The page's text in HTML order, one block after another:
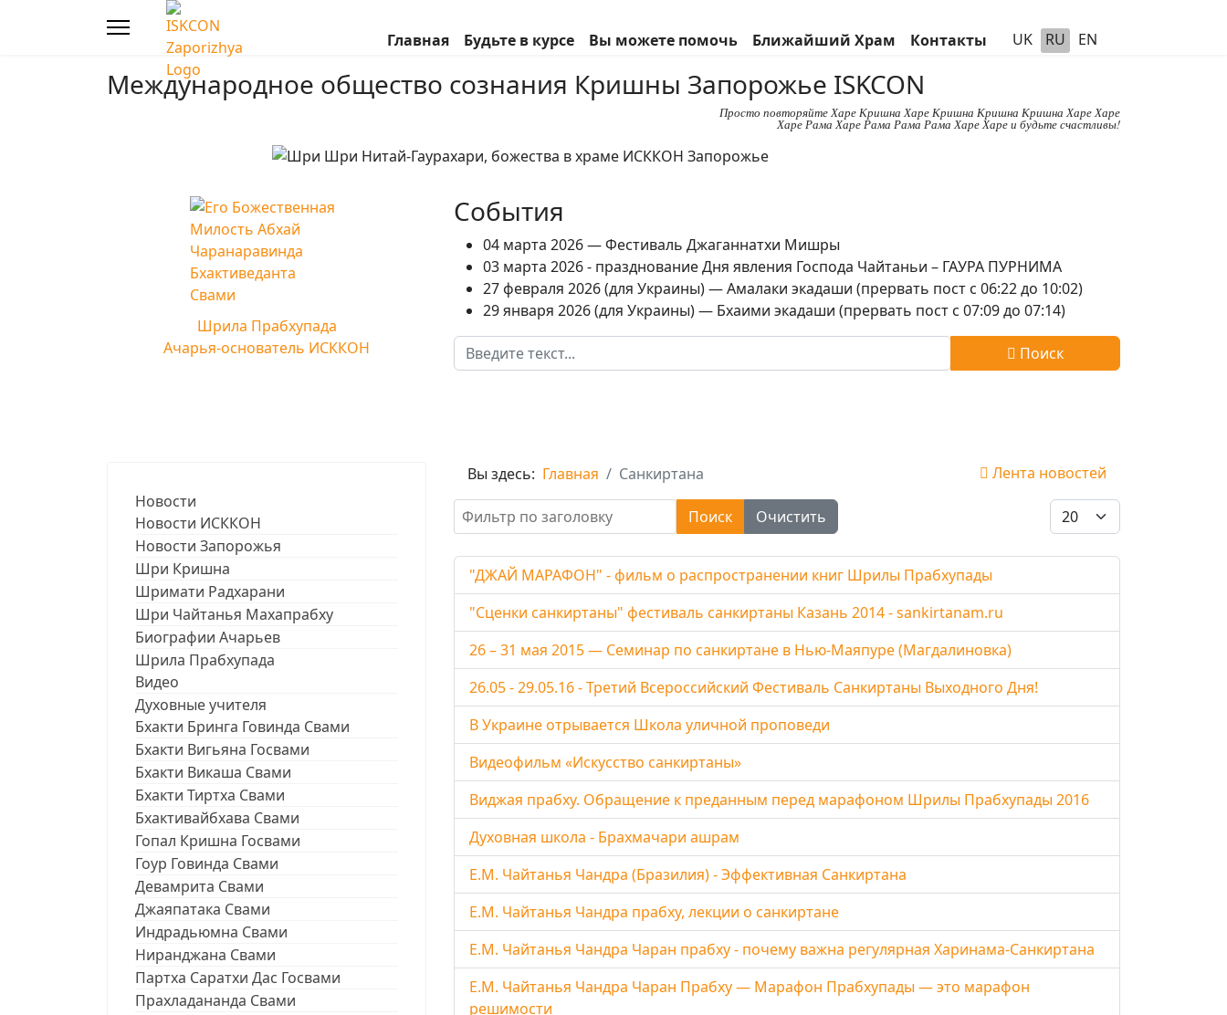
Главная Будьте в курсе Вы можете помочь Ближайший Храм Контакты UK RU EN
Международное общество сознания Кришны Запорожье ISKCON
Просто повторяйте Харе Кришна Харе Кришна Кришна Кришна Харе Харе
Харе Рама Харе Рама Рама Рама Харе Харе и будьте счастливы!
Шрила Прабхупада
Ачарья-основатель ИСККОН
События
04 марта 2026 — Фестиваль Джаганнатхи Мишры
03 марта 2026 - празднование Дня явления Господа Чайтаньи – ГАУРА ПУРНИМА
27 февраля 2026 (для Украины) — Амалаки экадаши (прервать пост с 06:22 до 10:02)
29 января 2026 (для Украины) — Бхаими экадаши (прервать пост с 07:09 до 07:14)
Поиск
Поиск
Новости
Новости ИСККОН
Новости Запорожья
Шри Кришна
Шримати Радхарани
Шри Чайтанья Махапрабху
Биографии Ачарьев
Шрила Прабхупада
Видео
Духовные учителя
Бхакти Бринга Говинда Свами
Бхакти Вигьяна Госвами
Бхакти Викаша Свами
Бхакти Тиртха Свами
Бхактивайбхава Свами
Гопал Кришна Госвами
Гоур Говинда Свами
Девамрита Свами
Джаяпатака Свами
Индрадьюмна Свами
Ниранджана Свами
Партха Саратхи Дас Госвами
Прахладананда Свами
Вы здесь: Главная Санкиртана
Лента новостей
Фильтр по заголовку
Поиск Очистить Кол-во строк:
"ДЖАЙ МАРАФОН" - фильм о распространении книг Шрилы Прабхупады
"Сценки санкиртаны" фестиваль санкиртаны Казань 2014 - sankirtanam.ru
26 – 31 мая 2015 — Семинар по санкиртане в Нью-Маяпуре (Магдалиновка)
26.05 - 29.05.16 - Третий Всероссийский Фестиваль Санкиртаны Выходного Дня!
В Украине отрывается Школа уличной проповеди
Видеофильм «Искусство санкиртаны»
Виджая прабху. Обращение к преданным перед марафоном Шрилы Прабхупады 2016
Духовная школа - Брахмачари ашрам
Е.М. Чайтанья Чандра (Бразилия) - Эффективная Санкиртана
Е.М. Чайтанья Чандра прабху, лекции о санкиртане
Е.М. Чайтанья Чандра Чаран прабху - почему важна регулярная Харинама-Санкиртана
Е.М. Чайтанья Чандра Чаран Прабху — Марафон Прабхупады — это марафон
решимости